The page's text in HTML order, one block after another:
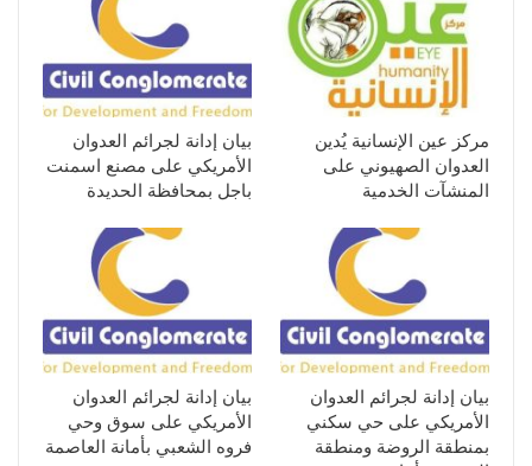
مركز عين الإنسانية يُدين
العدوان الصهيوني على
المنشآت الخدمية
بيان إدانة لجرائم العدوان
الأمريكي على مصنع اسمنت
باجل بمحافظة الحديدة
بيان إدانة لجرائم العدوان
الأمريكي على حي سكني
بمنطقة الروضة ومنطقة
بيان إدانة لجرائم العدوان
الأمريكي على سوق وحي
فروه الشعبي بأمانة العاصمة